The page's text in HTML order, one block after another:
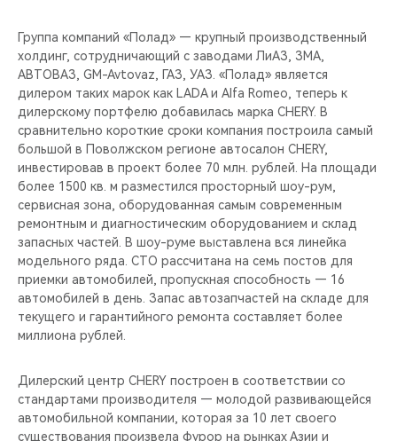
CHERY И СПОРТ
НАШИ МЕРОПРИЯТИЯ
ВИДЕООБЗОРЫ
CHERY ДЛЯ ДЕТЕЙ
Группа компаний «Полад» — крупный производственный
холдинг, сотрудничающий с заводами ЛиАЗ, ЗМА,
АВТОВАЗ, GM-Avtovaz, ГАЗ, УАЗ. «Полад» является
дилером таких марок как LADA и Alfa Romeo, теперь к
дилерскому портфелю добавилась марка CHERY. В
сравнительно короткие сроки компания построила самый
большой в Поволжском регионе автосалон CHERY,
инвестировав в проект более 70 млн. рублей. На площади
более 1500 кв. м разместился просторный шоу-рум,
сервисная зона, оборудованная самым современным
ремонтным и диагностическим оборудованием и склад
запасных частей. В шоу-руме выставлена вся линейка
модельного ряда. СТО рассчитана на семь постов для
приемки автомобилей, пропускная способность — 16
автомобилей в день. Запас автозапчастей на складе для
текущего и гарантийного ремонта составляет более
миллиона рублей.
Дилерский центр CHERY построен в соответствии со
стандартами производителя — молодой развивающейся
автомобильной компании, которая за 10 лет своего
существования произвела фурор на рынках Азии и